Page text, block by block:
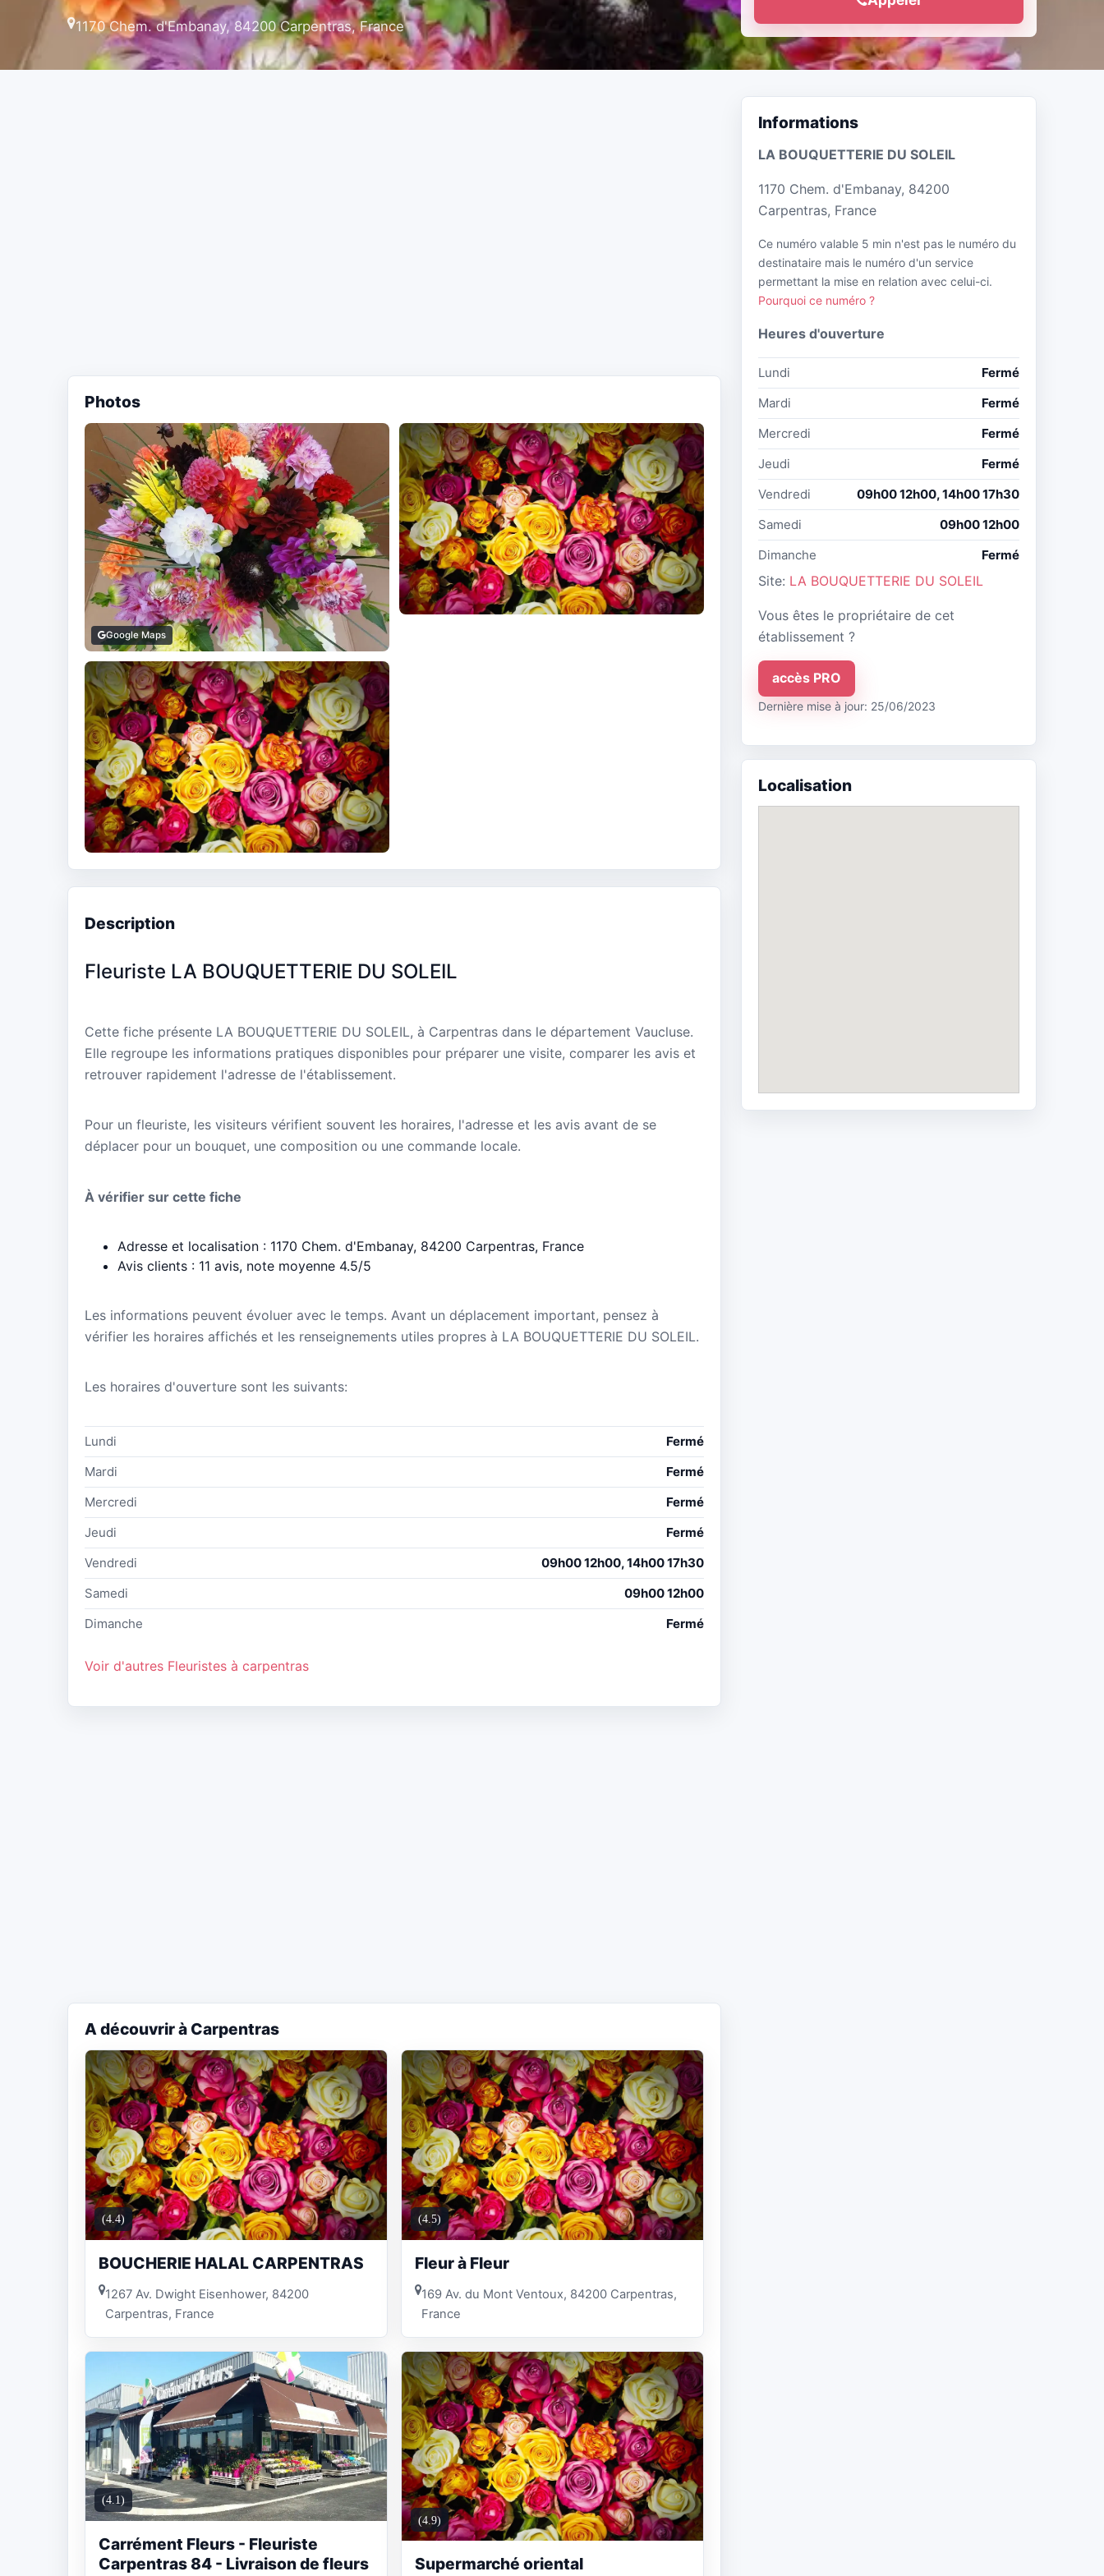
1170 Chem. d'Embanay, 84200 Carpentras, France
Photos
Google Maps
Description
Fleuriste LA BOUQUETTERIE DU SOLEIL
Cette fiche présente LA BOUQUETTERIE DU SOLEIL, à Carpentras dans le département Vaucluse.
Elle regroupe les informations pratiques disponibles pour préparer une visite, comparer les avis et
retrouver rapidement l'adresse de l'établissement.
Pour un fleuriste, les visiteurs vérifient souvent les horaires, l'adresse et les avis avant de se
déplacer pour un bouquet, une composition ou une commande locale.
À vérifier sur cette fiche
Adresse et localisation : 1170 Chem. d'Embanay, 84200 Carpentras, France
Avis clients : 11 avis, note moyenne 4.5/5
Les informations peuvent évoluer avec le temps. Avant un déplacement important, pensez à
vérifier les horaires affichés et les renseignements utiles propres à LA BOUQUETTERIE DU SOLEIL.
Les horaires d'ouverture sont les suivants:
Lundi
Fermé
Mardi
Fermé
Mercredi
Fermé
Jeudi
Fermé
Vendredi
09h00 12h00, 14h00 17h30
Samedi
09h00 12h00
Dimanche
Fermé
Voir d'autres Fleuristes à carpentras
A découvrir à Carpentras
(4.4)
BOUCHERIE HALAL CARPENTRAS
1267 Av. Dwight Eisenhower, 84200
Carpentras, France
(4.5)
Fleur à Fleur
169 Av. du Mont Ventoux, 84200 Carpentras,
France
(4.1)
Carrément Fleurs - Fleuriste
Carpentras 84 - Livraison de fleurs
(4.9)
Supermarché oriental
Informations
LA BOUQUETTERIE DU SOLEIL
1170 Chem. d'Embanay, 84200
Carpentras, France
Ce numéro valable 5 min n'est pas le numéro du
destinataire mais le numéro d'un service
permettant la mise en relation avec celui-ci.
Pourquoi ce numéro ?
Heures d'ouverture
Lundi
Fermé
Mardi
Fermé
Mercredi
Fermé
Jeudi
Fermé
Vendredi
09h00 12h00, 14h00 17h30
Samedi
09h00 12h00
Dimanche
Fermé
Site: LA BOUQUETTERIE DU SOLEIL
Vous êtes le propriétaire de cet
établissement ?
accès PRO
Dernière mise à jour: 25/06/2023
Localisation